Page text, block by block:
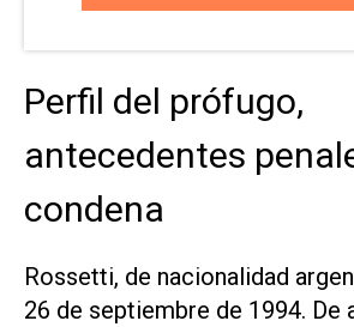
Perfil del prófugo,
antecedentes
condena
Rossetti, de nacionalidad
26 de septiembre de 1994. De